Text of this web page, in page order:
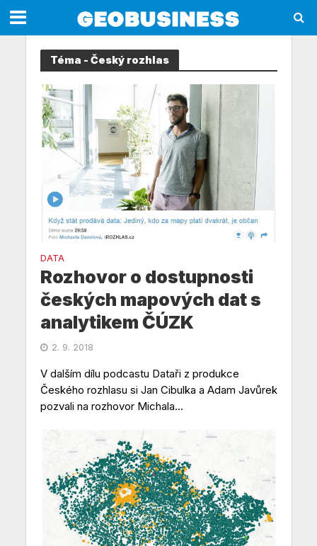
Téma - Český rozhlas
DATA
Rozhovor o dostupnosti
českých mapových dat s
analytikem ČÚZK
2. 9. 2018
V dalším dílu podcastu Dataři z produkce
Českého rozhlasu si Jan Cibulka a Adam Javůrek
pozvali na rozhovor Michala...